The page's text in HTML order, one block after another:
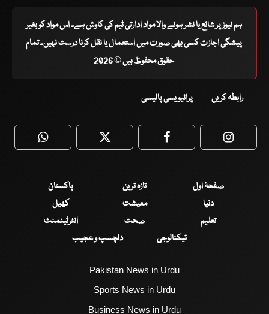
ہم نیوز پر شائع یا نشر ہونے والا مواد ادارتی ٹیم کی کاوش ہے۔ اس مواد کو بغیر
پیشگی اجازت کسی بھی صورت میں استعمال یا نقل کرنا درست نہیں۔ تمام
حقوق محفوظ ہیں © 2026
رابطہ کریں پرائیویسی پالیسی
WhatsApp Twitter Facebook
صفحۂ اول تازہ ترین
پاکستان
دنیا
معیشت
کھیل
تعلیم
صحت
انٹرٹینمنٹ
ٹیکنالوجی
دلچسپ و عجیب
Pakistan News in Urdu
Sports News in Urdu
Business News in Urdu